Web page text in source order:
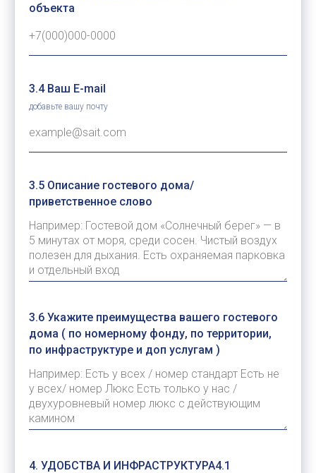
объекта
3.4 Ваш E-mail
добавьте вашу почту
3.5 Описание гостевого дома/
приветственное слово
3.6 Укажите преимущества вашего гостевого
дома ( по номерному фонду, по территории,
по инфраструктуре и доп услугам )
4. УДОБСТВА И ИНФРАСТРУКТУРА4.1